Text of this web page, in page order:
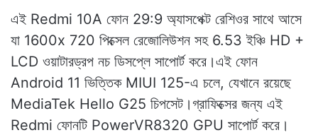
এই Redmi 10A ফোন 29:9 অ্যাসপেক্ট রেশিওর সাথে আসে
যা 1600x 720 পিক্সেল রেজোলিউশন সহ 6.53 ইঞ্চি HD +
LCD ওয়াটারড্রপ নচ ডিসপ্লে সাপোর্ট করে।এই ফোন
Android 11 ভিত্তিক MIUI 125-এ চলে, যেখানে রয়েছে
MediaTek Hello G25 চিপসেট।গ্রাফিক্সের জন্য এই
Redmi ফোনটি PowerVR8320 GPU সাপোর্ট করে।